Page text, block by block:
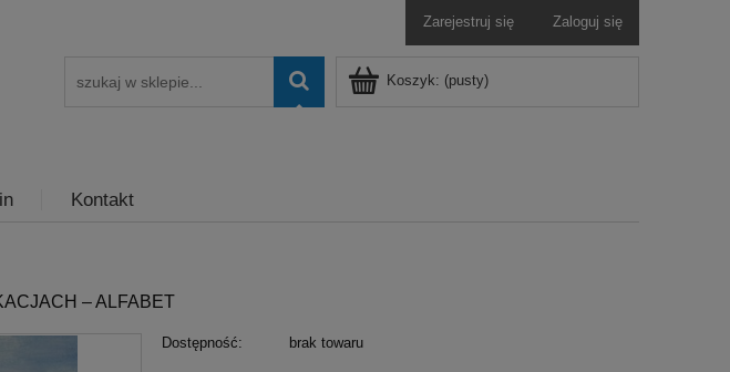
Zarejestruj się Zaloguj się
Koszyk: (pusty)
Kontakt
– ALFABET
Dostępność: brak towaru